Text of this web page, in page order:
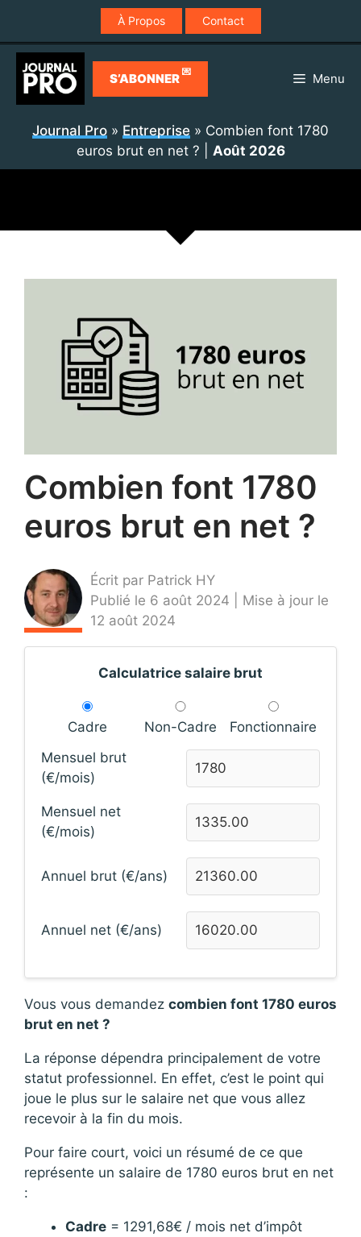
contenu
À Propos Contact
S’ABONNER 💌 Menu
Journal Pro » Entreprise » Combien font 1780
euros brut en net ?
Août 2026
Combien font 1780
euros brut en net ?
Écrit par Patrick HY
Publié le 6 août 2024 | Mise à jour le
12 août 2024
Calculatrice salaire brut
Cadre Non-Cadre
Fonctionnaire
Mensuel brut
(€/mois)
Mensuel net
(€/mois)
Annuel brut (€/ans)
Annuel net (€/ans)
Vous vous demandez combien font 1780 euros
brut en net ?
La réponse dépendra principalement de votre
statut professionnel. En effet, c’est le point qui
joue le plus sur le salaire net que vous allez
recevoir à la fin du mois.
Pour faire court, voici un résumé de ce que
représente un salaire de 1780 euros brut en net
:
Cadre = 1291,68€ / mois net d’impôt